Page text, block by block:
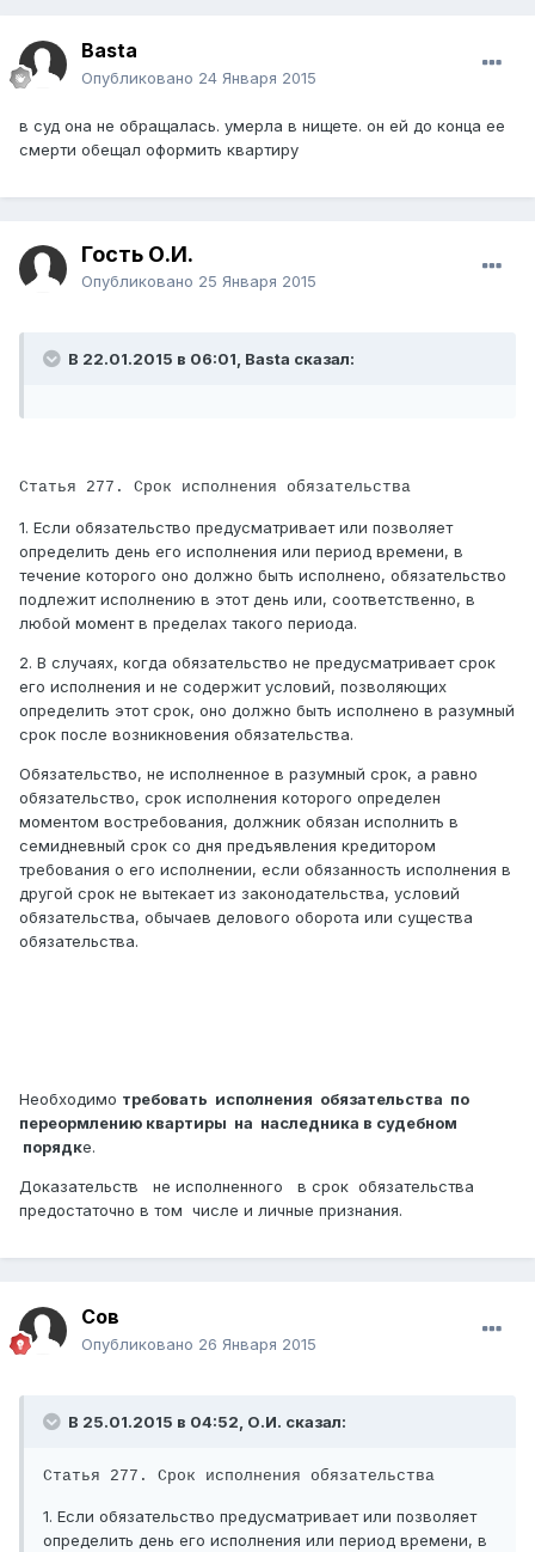
Basta
Опубликовано 24 Января 2015
в суд она не обращалась. умерла в нищете. он ей до конца ее
смерти обещал оформить квартиру
Гость О.И.
Опубликовано 25 Января 2015
В 22.01.2015 в 06:01, Basta сказал:
Статья 277. Срок исполнения обязательства
1. Если обязательство предусматривает или позволяет
определить день его исполнения или период времени, в
течение которого оно должно быть исполнено, обязательство
подлежит исполнению в этот день или, соответственно, в
любой момент в пределах такого периода.
2. В случаях, когда обязательство не предусматривает срок
его исполнения и не содержит условий, позволяющих
определить этот срок, оно должно быть исполнено в разумный
срок после возникновения обязательства.
Обязательство, не исполненное в разумный срок, а равно
обязательство, срок исполнения которого определен
моментом востребования, должник обязан исполнить в
семидневный срок со дня предъявления кредитором
требования о его исполнении, если обязанность исполнения в
другой срок не вытекает из законодательства, условий
обязательства, обычаев делового оборота или существа
обязательства.
Необходимо требовать исполнения обязательства по
переормлению квартиры на наследника в судебном
порядке.
Доказательств не исполненного в срок обязательства
предостаточно в том числе и личные признания.
Сов
Опубликовано 26 Января 2015
В 25.01.2015 в 04:52, О.И. сказал:
Статья 277. Срок исполнения обязательства
1. Если обязательство предусматривает или позволяет
определить день его исполнения или период времени, в